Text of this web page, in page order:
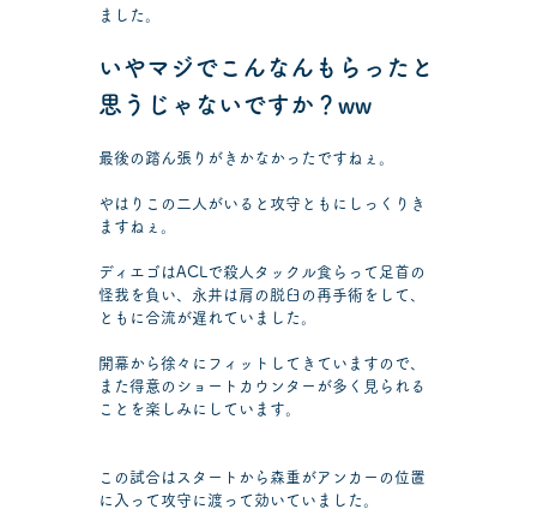
ました。
いやマジでこんなんもらったと
思うじゃないですか？ww
最後の踏ん張りがきかなかったですねぇ。
やはりこの二人がいると攻守ともにしっくりき
ますねぇ。
ディエゴはACLで殺人タックル食らって足首の
怪我を負い、永井は肩の脱臼の再手術をして、
ともに合流が遅れていました。
開幕から徐々にフィットしてきていますので、
また得意のショートカウンターが多く見られる
ことを楽しみにしています。
この試合はスタートから森重がアンカーの位置
に入って攻守に渡って効いていました。